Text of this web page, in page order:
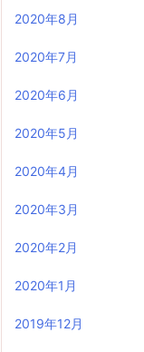
2020年8月
2020年7月
2020年6月
2020年5月
2020年4月
2020年3月
2020年2月
2020年1月
2019年12月